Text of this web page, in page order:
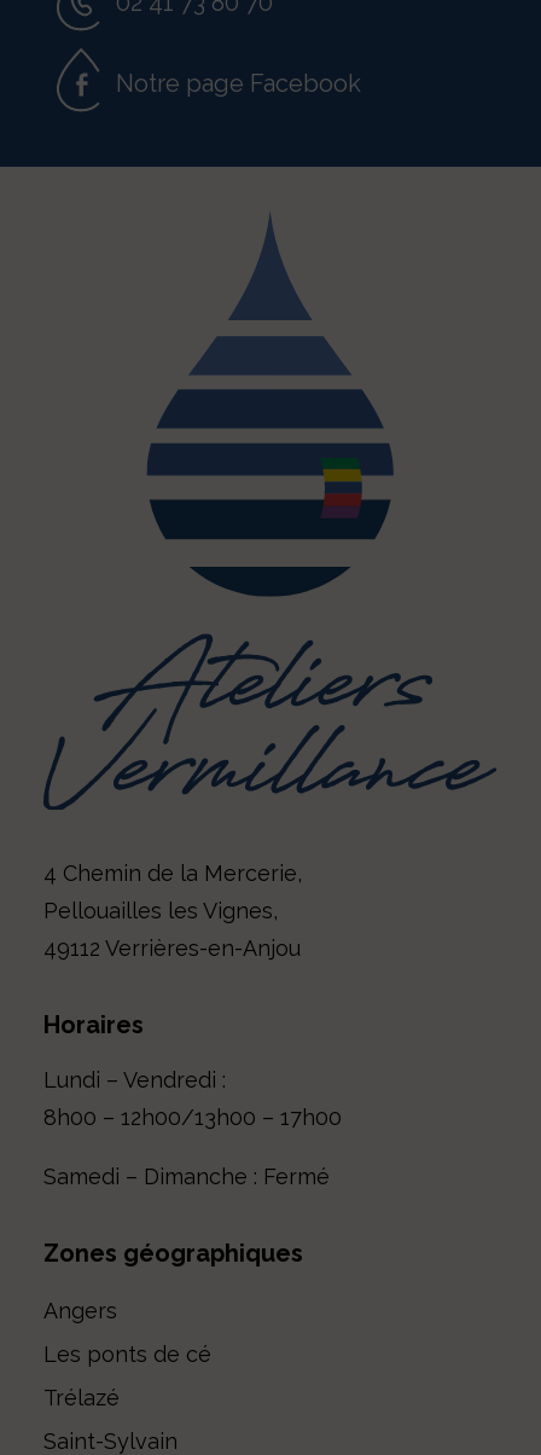
» indique les champs nécessaires
Notre page Facebook
4 Chemin de la Mercerie,
Pellouailles les Vignes,
49112 Verrières-en-Anjou
Horaires
Lundi – Vendredi :
8h00 – 12h00/13h00 – 17h00
Samedi – Dimanche : Fermé
Zones géographiques
Angers
Les ponts de cé
Trélazé
Saint-Sylvain